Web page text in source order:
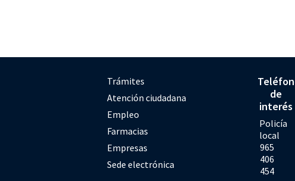
Trámites
Atención ciudadana
Empleo
Farmacias
Empresas
Sede electrónica
de
interés
Policía
local
965
406
454